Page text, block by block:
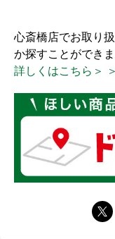
心斎橋店でお取り
か探すことができま
詳しくはこちら＞ ＞